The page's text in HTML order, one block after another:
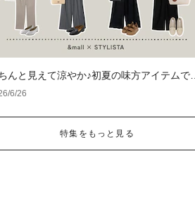
んと見えて涼やか♪初夏の味方アイテムでつ
通勤コーデ
6/26
特集をもっと見る